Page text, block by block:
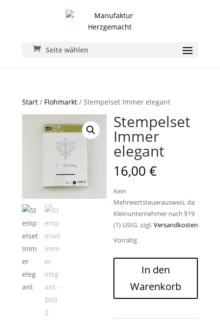
Seite wählen
Start/ Flohmarkt/ Stempelset Immer elegant
Stempelset
Immer
elegant
16,00€
Kein
Mehrwertsteuerausweis, da
Kleinunternehmer nach §19
(1) UStG.zzgl.Versandkosten
Vorrätig
elegant
Menge
In den
Warenkorb